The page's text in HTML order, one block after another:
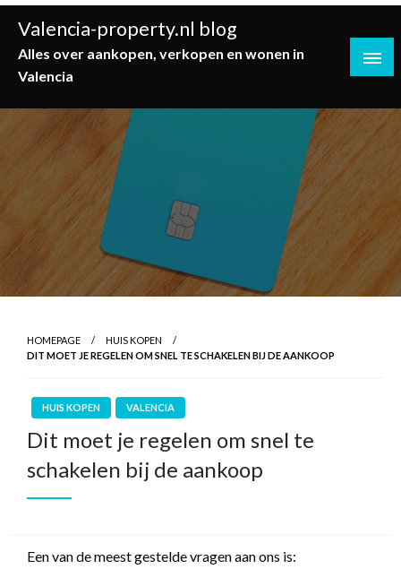
Skip
content
Valencia-property.nl blog
Alles over aankopen, verkopen en wonen in
Valencia
HOMEPAGE
HUIS KOPEN
DIT MOET JE REGELEN OM SNEL TE SCHAKELEN BIJ DE AANKOOP
HUIS KOPEN VALENCIA
Dit moet je regelen om snel te
schakelen bij de aankoop
Een van de meest gestelde vragen aan ons is: